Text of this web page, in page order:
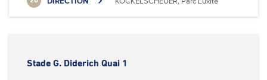
Stade G. Diderich Quai 1